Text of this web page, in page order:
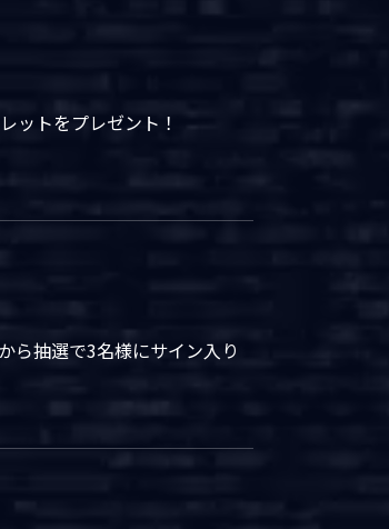
ットをプレゼント！
ら抽選で3名様にサイン入り